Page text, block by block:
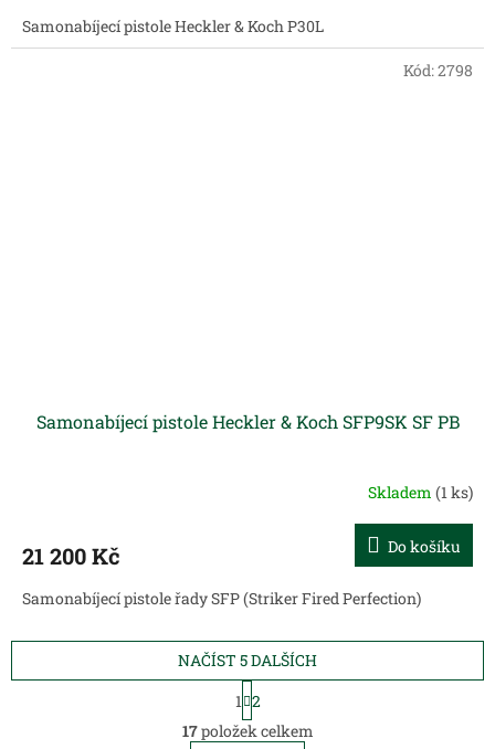
Samonabíjecí pistole Heckler & Koch P30L
Samonabíjecí pistole Heckler & Koch SFP9SK SF PB
Skladem (1 ks)
21 200 Kč Do košíku
Samonabíjecí pistole řady SFP (Striker Fired Perfection)
Kód:2798
O
v
NAČÍST 5 DALŠÍCH
S
t
r
1 2
17položek celkem